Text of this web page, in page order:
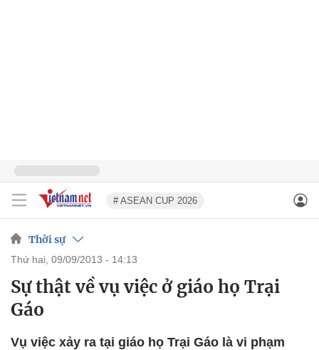
# ASEAN CUP 2026
Thời sự
thứ hai, 09/09/2013 - 14:13
Sự thật về vụ việc ở giáo họ Trại
Gáo
Vụ việc xảy ra tại giáo họ Trại Gáo là vi phạm